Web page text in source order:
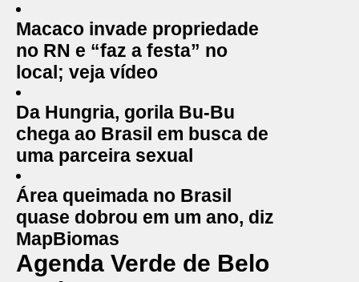
Macaco invade propriedade
no RN e “faz a festa” no
local; veja vídeo
Da Hungria, gorila Bu-Bu
chega ao Brasil em busca de
uma parceira sexual
Área queimada no Brasil
quase dobrou em um ano, diz
MapBiomas
Agenda Verde de Belo